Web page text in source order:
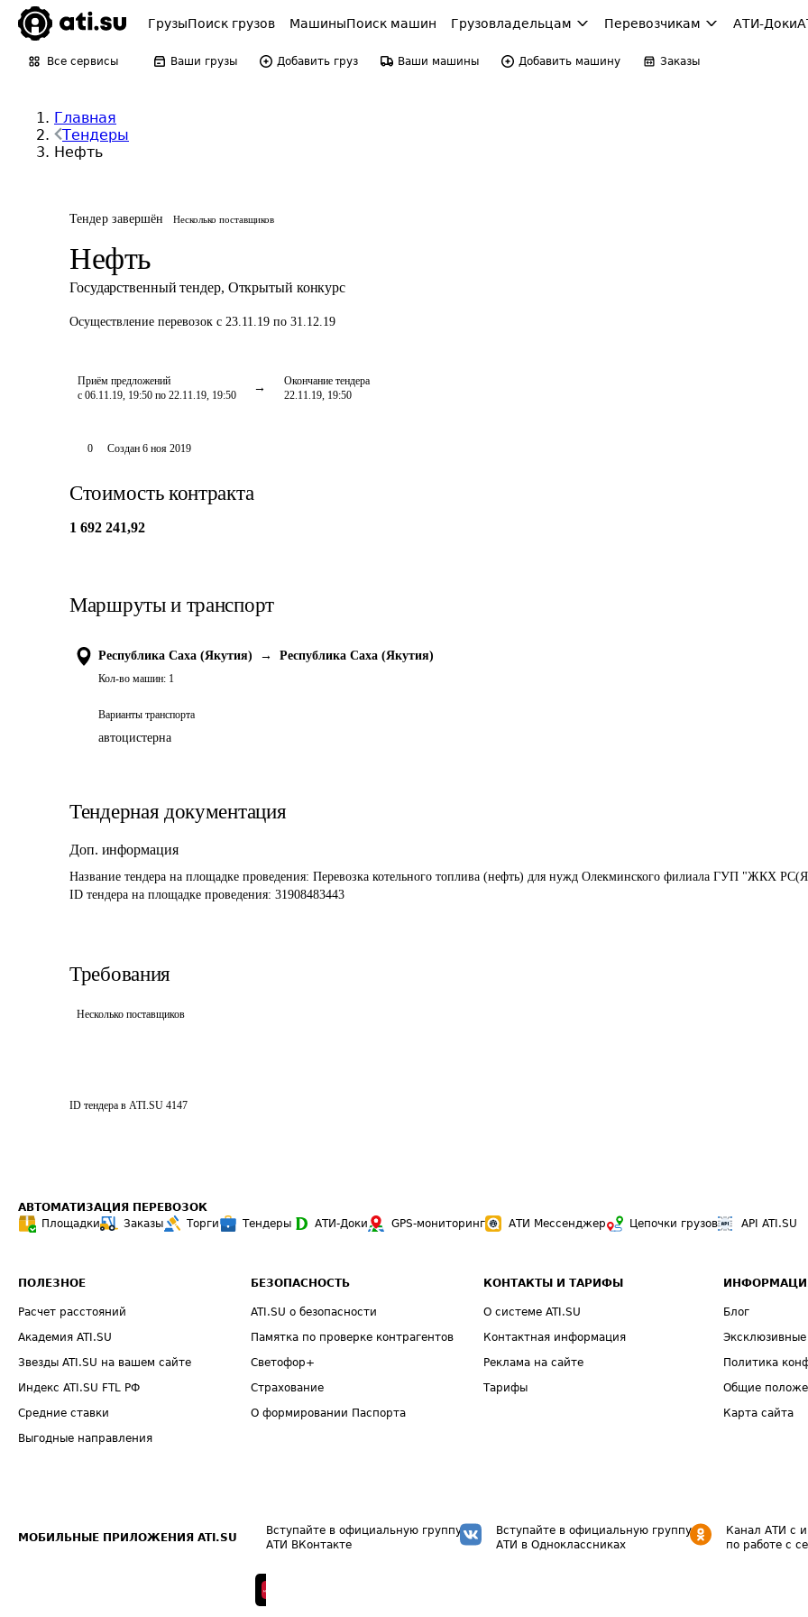
ГрузыПоиск грузов МашиныПоиск машин Грузовладельцам Перевозчикам АТИ-Доки
Все сервисы Ваши грузы Добавить груз Ваши машины Добавить машину Заказы
Главная
Тендеры
Нефть
Тендер завершён Несколько поставщиков
Нефть
Государственный тендер, Открытый конкурс
Осуществление перевозок с 23.11.19 по 31.12.19
Приём предложений
с 06.11.19, 19:50 по 22.11.19, 19:50
Окончание тендера
22.11.19, 19:50
0 Создан 6 ноя 2019
Стоимость контракта
1 692 241,92
Маршруты и транспорт
Республика Саха (Якутия) → Республика Саха (Якутия)
Кол-во машин: 1
Варианты транспорта
автоцистерна
Тендерная документация
Доп. информация
Название тендера на площадке проведения: Перевозка котельного топлива (нефть) для нужд Олекминского филиала ГУП "ЖКХ
ID тендера на площадке проведения: 31908483443
Требования
Несколько поставщиков
ID тендера в ATI.SU 4147
АВТОМАТИЗАЦИЯ ПЕРЕВОЗОК
Площадки
Заказы Торги Тендеры АТИ-Доки GPS-мониторинг АТИ Мессенджер Цепочки грузов API ATI.SU
ПОЛЕЗНОЕ
Расчет расстояний
Академия ATI.SU
Звезды ATI.SU на вашем сайте
Индекс ATI.SU FTL РФ
Средние ставки
Выгодные направления
БЕЗОПАСНОСТЬ
ATI.SU о безопасности
Памятка по проверке контрагентов
Светофор+
Страхование
О формировании Паспорта
КОНТАКТЫ И ТАРИФЫ
О системе ATI.SU
Контактная информация
Реклама на сайте
Тарифы
Блог
Политика
Общие
Карта сайта
МОБИЛЬНЫЕ ПРИЛОЖЕНИЯ ATI.SU
Вступайте в официальную группу
АТИ ВКонтакте
Вступайте в официальную группу
АТИ в Одноклассниках
Канал АТИ с
по работе с